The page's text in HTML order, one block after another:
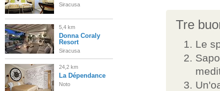
Tre
Le
Siracusa
5,4 km
Donna Coraly
Resort
Siracusa
24,2 km
La Dépendance
Noto